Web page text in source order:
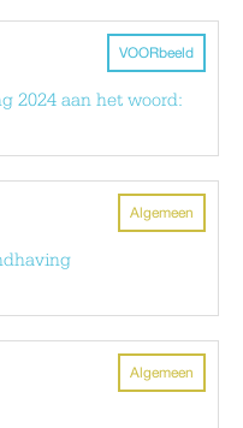
VOORbeeld
2024 aan het woord:
Algemeen
Algemeen